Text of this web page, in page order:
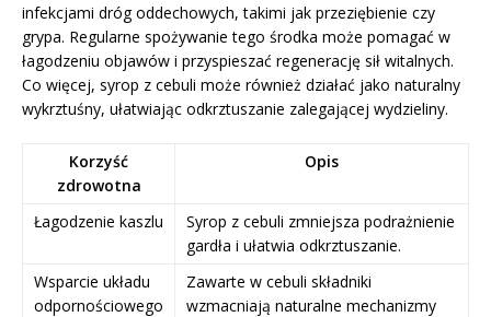
infekcjami dróg oddechowych, takimi jak przeziębienie czy
grypa. Regularne spożywanie tego środka może pomagać w
łagodzeniu objawów i przyspieszać regenerację sił witalnych.
Co więcej, syrop z cebuli może również działać jako naturalny
wykrztuśny, ułatwiając odkrztuszanie zalegającej wydzieliny.
Korzyść
zdrowotna
Opis
Łagodzenie kaszlu
Syrop z cebuli zmniejsza podrażnienie
gardła i ułatwia odkrztuszanie.
Wsparcie układu
odpornościowego
Zawarte w cebuli składniki
wzmacniają naturalne mechanizmy